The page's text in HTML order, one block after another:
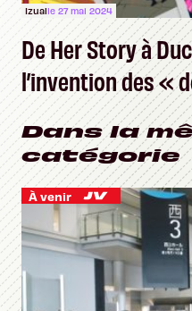
Izualle 27 mai 2024
De Her Story à
l’invention des «
Dans la
catégorie
À venir